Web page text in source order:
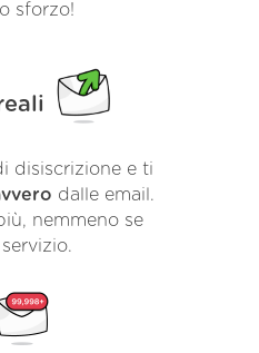
sforzo!
disiscrizione e ti
dalle email.
nemmeno se